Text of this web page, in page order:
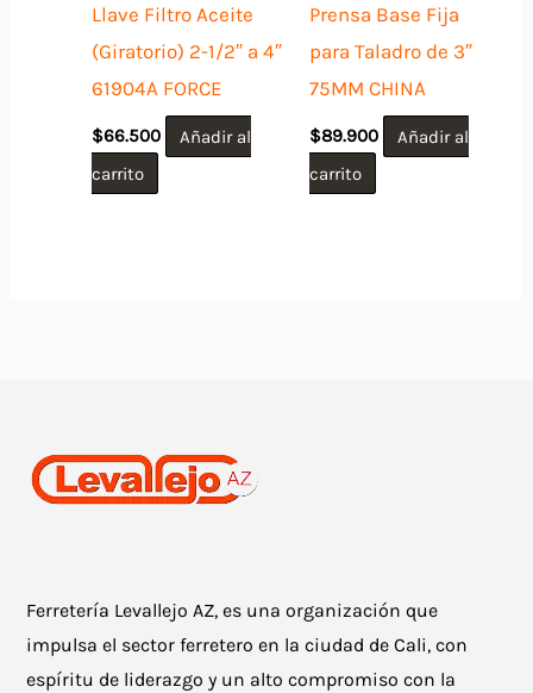
Llave Filtro Aceite
(Giratorio) 2-1/2″ a 4″
61904A FORCE
$66.500
Añadir al
carrito
Prensa Base Fija
para Taladro de 3″
75MM CHINA
$89.900
Añadir al
carrito
Ferretería Levallejo AZ, es una organización que
impulsa el sector ferretero en la ciudad de Cali, con
espíritu de liderazgo y un alto compromiso con la